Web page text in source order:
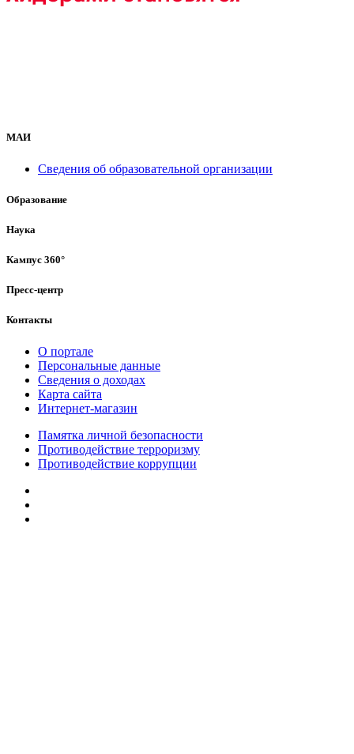
МАИ
Сведения об образовательной организации
Образование
Наука
Кампус 360°
Пресс-центр
Контакты
О портале
Персональные данные
Сведения о доходах
Карта сайта
Интернет-магазин
Памятка личной безопасности
Противодействие терроризму
Противодействие коррупции